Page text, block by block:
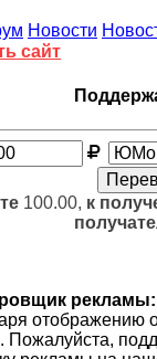
Новости
сайт
100.00, к
рекламы:
отображению
Пожалуйста,